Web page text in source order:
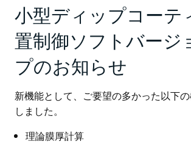
小型ディップコーテ
置制御ソフトバージ
プのお知らせ
新機能として、ご要望の多かった以下
しました。
理論膜厚計算